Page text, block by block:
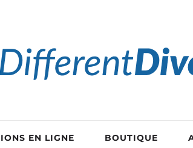
EN LIGNE BOUTIQUE